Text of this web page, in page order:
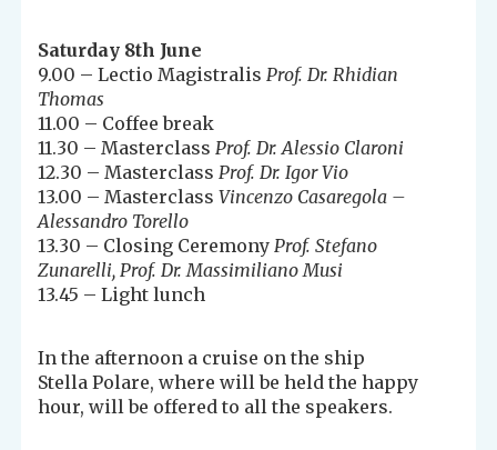
Saturday 8th June
9.00 – Lectio MagistralisProf. Dr. Rhidian
Thomas
11.00 – Coffee break
11.30 – MasterclassProf. Dr. Alessio Claroni
12.30 – MasterclassProf. Dr. Igor Vio
13.00 – MasterclassVincenzo Casaregola –
Alessandro Torello
13.30 – Closing CeremonyProf. Stefano
Zunarelli, Prof. Dr. Massimiliano Musi
13.45 – Light lunch
In the afternoon a cruise on the ship
Stella Polare, where will be held the happy
hour, will be offered to all the speakers.